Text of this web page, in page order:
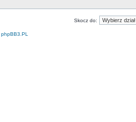
Skocz do:
phpBB3.PL